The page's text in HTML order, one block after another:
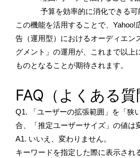
予算を効率的に消化できる可
この機能を活用することで、Yahoo!
告（運用型）におけるオーディエン
グメント」の運用が、これまで以上
ものとなることが期待されます。
FAQ（よくある質
Q1. 「ユーザーの拡張範囲」を「狭
合、「推定ユーザーサイズ」の値は
A1. いいえ、変わりません。
キーワードを指定した際に表示され